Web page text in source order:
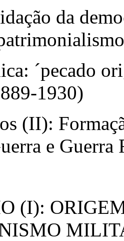
da
´pecado
1930)
(II):
e Guerra
(I):